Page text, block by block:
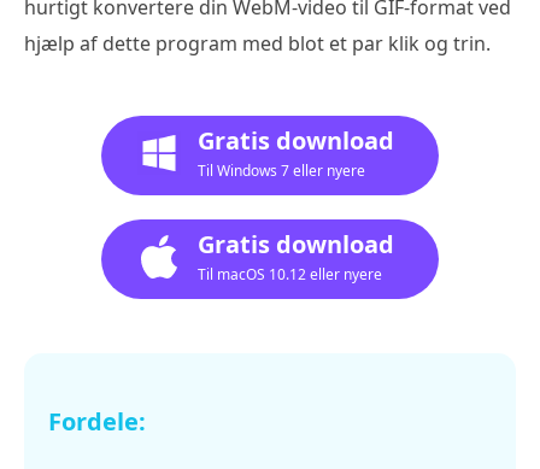
hurtigt konvertere din WebM-video til GIF-format ved
hjælp af dette program med blot et par klik og trin.
Gratis download
Til Windows 7 eller nyere
Gratis download
Til macOS 10.12 eller nyere
Fordele: